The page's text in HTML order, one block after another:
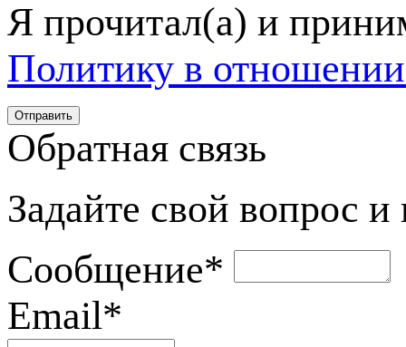
Я прочитал(а) и
Политику в
Обратная связь
Задайте свой вопрос
Сообщение*
Email*